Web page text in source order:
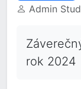
Admin
rok 2024